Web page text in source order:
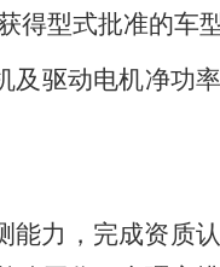
得型式批准的车
及驱动电机净功
力，完成资质